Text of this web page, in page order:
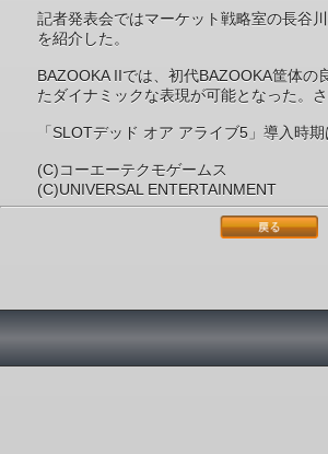
記者発表会ではマーケット戦略室の長谷
を紹介した。
BAZOOKA IIでは、初代BAZOOKA筐体
たダイナミックな表現が可能となった。
「SLOTデッド オア アライブ5」導入時
(C)コーエーテクモゲームス
(C)UNIVERSAL ENTERTAINMENT